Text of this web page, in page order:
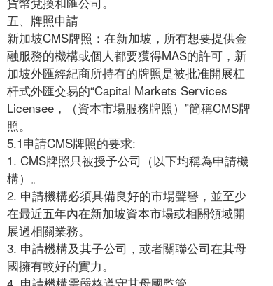
五、牌照申請
新加坡CMS牌照：在新加坡，所有想要提供金
融服務的機構或個人都要獲得MAS的許可，新
加坡外匯經紀商所持有的牌照是被批准開展杠
杆式外匯交易的“Capital Markets Services
Licensee，（資本市場服務牌照）”簡稱CMS牌
照。
5.1申請CMS牌照的要求:
1. CMS牌照只被授予公司（以下均稱為申請機
構）。
2. 申請機構必須具備良好的市場聲譽，並至少
在最近五年內在新加坡資本市場或相關領域開
展過相關業務。
3. 申請機構及其子公司，或者關聯公司在其母
國擁有較好的實力。